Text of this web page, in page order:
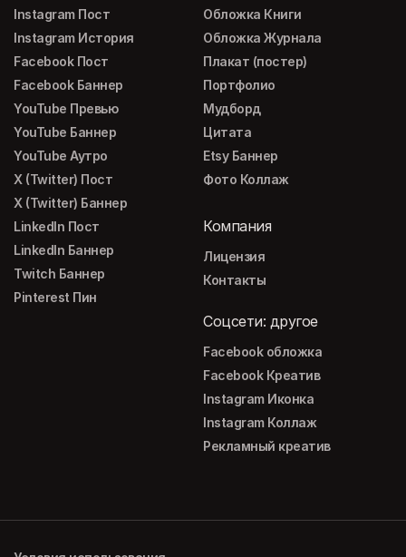
Instagram Пост
Instagram История
Facebook Пост
Facebook Баннер
YouTube Превью
YouTube Баннер
YouTube Аутро
X (Twitter) Пост
X (Twitter) Баннер
LinkedIn Пост
LinkedIn Баннер
Twitch Баннер
Pinterest Пин
Обложка Книги
Обложка Журнала
Плакат (постер)
Портфолио
Мудборд
Цитата
Etsy Баннер
Фото Коллаж
Компания
Лицензия
Контакты
Соцсети: другое
Facebook обложка
Facebook Креатив
Instagram Иконка
Instagram Коллаж
Рекламный креатив